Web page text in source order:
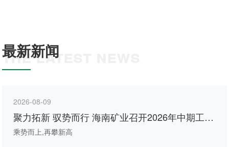
在上海证券交易所挂牌上
市（股票代码：
601969）。
续成长"的发展理念，积极
响应"双碳"目标行动，切实
履行企业社会责任，与利
探索更多
THE LATEST NEWS
最新新闻
2026-08-09
聚力拓新 驭势而行 海南矿业召开2026年中期工作
会议
乘势而上,再攀新高